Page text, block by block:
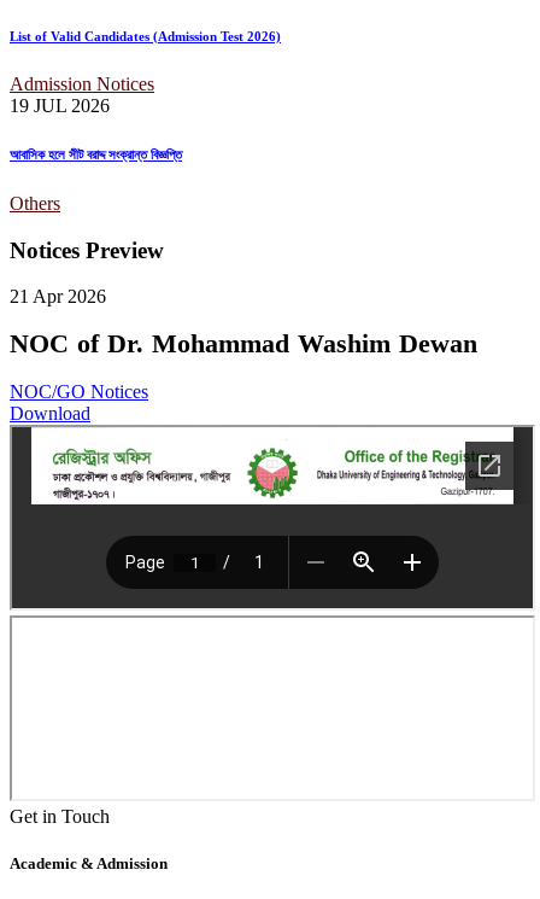
List of Valid Candidates (Admission Test 2026)
Admission Notices
19 JUL 2026
আবাসিক হলে সীট বরাদ্দ সংক্রান্ত বিজ্ঞপ্তি
Others
Notices Preview
21 Apr 2026
NOC of Dr. Mohammad Washim Dewan
NOC/GO Notices
Download
Get in Touch
Academic & Admission